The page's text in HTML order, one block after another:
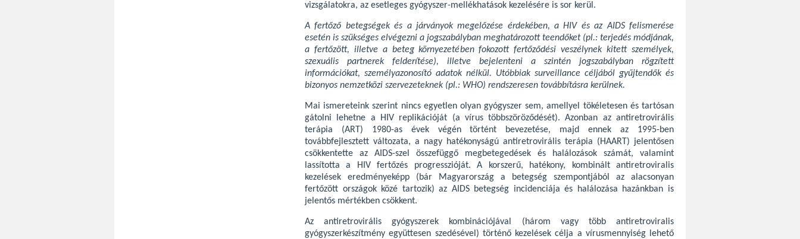
vizsgálatokra, az esetleges gyógyszer-mellékhatások kezelésére is sor kerül.
A fertőző betegségek és a járványok megelőzése érdekében, a HIV és az AIDS felismerése
esetén is szükséges elvégezni a jogszabályban meghatározott teendőket (pl.: terjedés módjának,
a fertőzött, illetve a beteg környezetében fokozott fertőződési veszélynek kitett személyek,
szexuális partnerek felderítése), illetve bejelenteni a szintén jogszabályban rögzített
információkat, személyazonosító adatok nélkül. Utóbbiak surveillance céljából gyűjtendők és
bizonyos nemzetközi szervezeteknek (pl.: WHO) rendszeresen továbbításra kerülnek.
Mai ismereteink szerint nincs egyetlen olyan gyógyszer sem, amellyel tökéletesen és tartósan
gátolni lehetne a HIV replikációját (a vírus többszöröződését). Azonban az antiretrovirális
terápia (ART) 1980-as évek végén történt bevezetése, majd ennek az 1995-ben
továbbfejlesztett változata, a nagy hatékonyságú antiretrovirális terápia (HAART) jelentősen
csökkentette az AIDS-szel összefüggő megbetegedések és halálozások számát, valamint
lassította a HIV fertőzés progresszióját. A korszerű, hatékony, kombinált antiretroviralis
kezelések eredményeképp (bár Magyarország a betegség szempontjából az alacsonyan
fertőzött országok közé tartozik) az AIDS betegség incidenciája és halálozása hazánkban is
jelentős mértékben csökkent.
Az antiretrovirális gyógyszerek kombinációjával (három vagy több antiretroviralis
gyógyszerkészítmény együttesen szedésével) történő kezelések célja a vírusmennyiség lehető